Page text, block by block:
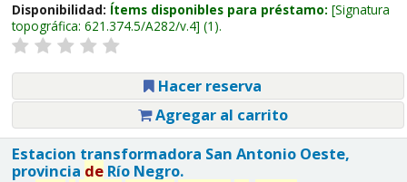
Disponibilidad: Ítems disponibles para préstamo: Signatura
topográfica: 621.374.5/A282/v.4 (1).
Hacer reserva
Agregar al carrito
Estacion transformadora San Antonio Oeste,
provincia deRío Negro.